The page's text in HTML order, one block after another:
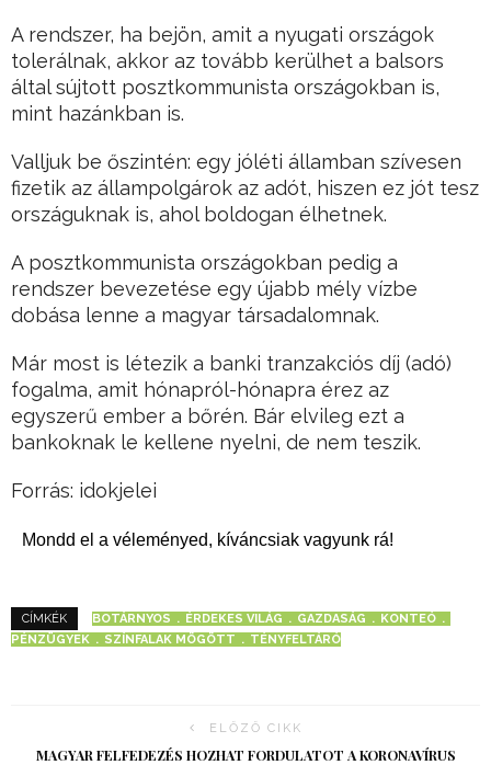
A rendszer, ha bejön, amit a nyugati országok
tolerálnak, akkor az tovább kerülhet a balsors
által sújtott posztkommunista országokban is,
mint hazánkban is.
Valljuk be őszintén: egy jóléti államban szívesen
fizetik az állampolgárok az adót, hiszen ez jót tesz
országuknak is, ahol boldogan élhetnek.
A posztkommunista országokban pedig a
rendszer bevezetése egy újabb mély vízbe
dobása lenne a magyar társadalomnak.
Már most is létezik a banki tranzakciós díj (adó)
fogalma, amit hónapról-hónapra érez az
egyszerű ember a bőrén. Bár elvileg ezt a
bankoknak le kellene nyelni, de nem teszik.
Forrás: idokjelei
Mondd el a véleményed, kíváncsiak vagyunk rá!
CÍMKÉK BOTÁRNYOS ÉRDEKES VILÁG GAZDASÁG
KONTEÓ
PÉNZÜGYEK
SZÍNFALAK MÖGÖTT TÉNYFELTÁRÓ
ELŐZŐ CIKK
MAGYAR FELFEDEZÉS HOZHAT FORDULATOT A KORONAVÍRUS